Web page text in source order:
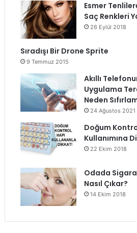
Esmer
Saç Renkleri
26 Eylül 2018
Sıradışı Bir Drone Sprite
9 Temmuz 2015
Akıllı
Uygulama
Neden
24 Ağustos 2021
Doğum
Kullanımına
22 Ekim 2018
Odada
Nasıl Çıkar?
14 Ekim 2018